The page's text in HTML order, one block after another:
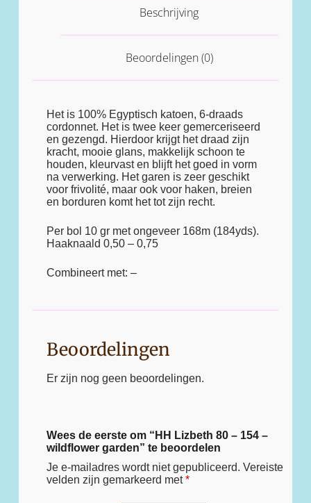
Beschrijving
Beoordelingen (0)
Het is 100% Egyptisch katoen, 6-draads
cordonnet. Het is twee keer gemerceriseerd
en gezengd. Hierdoor krijgt het draad zijn
kracht, mooie glans, makkelijk schoon te
houden, kleurvast en blijft het goed in vorm
na verwerking. Het garen is zeer geschikt
voor frivolité, maar ook voor haken, breien
en borduren komt het tot zijn recht.
Per bol 10 gr met ongeveer 168m (184yds).
Haaknaald 0,50 – 0,75
Combineert met: –
Beoordelingen
Er zijn nog geen beoordelingen.
Wees de eerste om “HH Lizbeth 80 – 154 –
wildflower garden” te beoordelen
Je e-mailadres wordt niet gepubliceerd. Vereiste
velden zijn gemarkeerd met*